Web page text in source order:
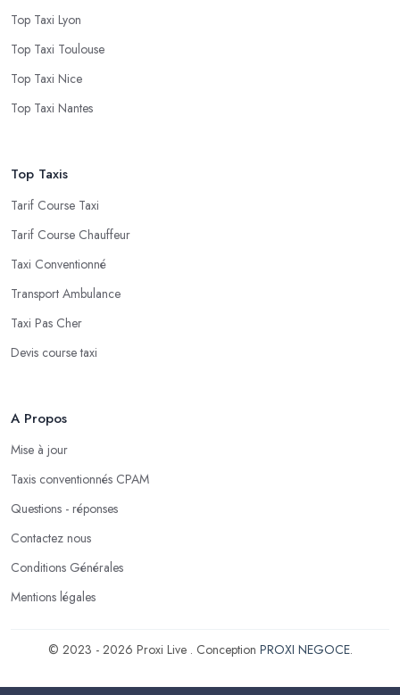
Top Taxi Lyon
Top Taxi Toulouse
Top Taxi Nice
Top Taxi Nantes
Top Taxis
Tarif Course Taxi
Tarif Course Chauffeur
Taxi Conventionné
Transport Ambulance
Taxi Pas Cher
Devis course taxi
A Propos
Mise à jour
Taxis conventionnés CPAM
Questions - réponses
Contactez nous
Conditions Générales
Mentions légales
© 2023 - 2026 Proxi Live . Conception PROXI NEGOCE.